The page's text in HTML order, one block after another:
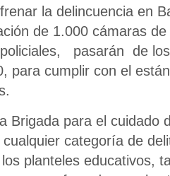
la delincuencia en
de 1.000 cámaras
pasarán de
para cumplir con el
Brigada para el cuidado
categoría de
planteles educativos,